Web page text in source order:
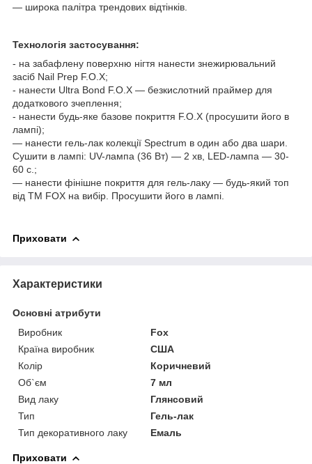
— широка палітра трендових відтінків.
Технологія застосування:
- на забафлену поверхню нігтя нанести знежирювальний
засіб Nail Prep F.O.X;
- нанести Ultra Bond F.O.X — безкислотний праймер для
додаткового зчеплення;
- нанести будь-яке базове покриття F.O.X (просушити його в
лампі);
— нанести гель-лак колекції Spectrum в один або два шари.
Сушити в лампі: UV-лампа (36 Вт) — 2 хв, LED-лампа — 30-
60 с.;
— нанести фінішне покриття для гель-лаку — будь-який топ
від ТМ FOX на вибір. Просушити його в лампі.
Приховати
Характеристики
Основні атрибути
Виробник
Fox
Країна виробник
США
Колір
Коричневий
Об`єм
7 мл
Вид лаку
Глянсовий
Тип
Гель-лак
Тип декоративного лаку
Емаль
Приховати